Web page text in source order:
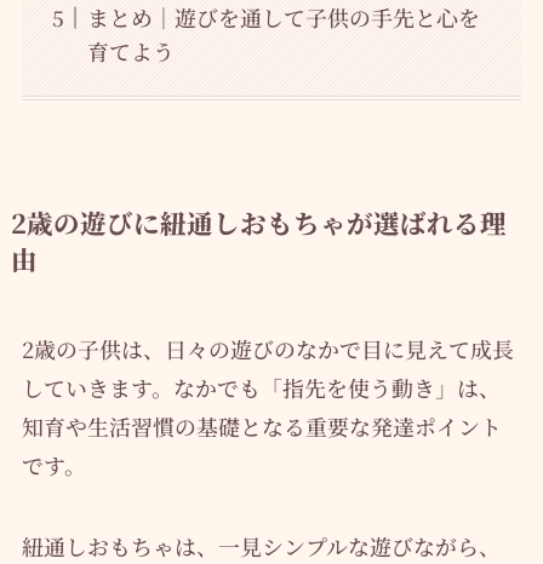
まとめ｜遊びを通して子供の手先と心を
育てよう
2歳の遊びに紐通しおもちゃが選ばれる理
由
2歳の子供は、日々の遊びのなかで目に見えて成長
していきます。なかでも「指先を使う動き」は、
知育や生活習慣の基礎となる重要な発達ポイント
です。
紐通しおもちゃは、一見シンプルな遊びながら、